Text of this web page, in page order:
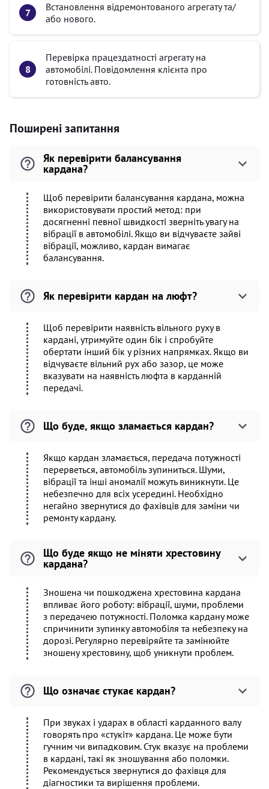
Встановлення відремонтованого агрегату та/
або нового.
Перевірка працездатності агрегату на
автомобілі. Повідомлення клієнта про
готовність авто.
Поширені запитання
Як перевірити балансування
кардана?
Щоб перевірити балансування кардана, можна
використовувати простий метод: при
досягненні певної швидкості зверніть увагу на
вібрації в автомобілі. Якщо ви відчуваєте зайві
вібрації, можливо, кардан вимагає
балансування.
Як перевірити кардан на люфт?
Щоб перевірити наявність вільного руху в
кардані, утримуйте один бік і спробуйте
обертати інший бік у різних напрямках. Якщо ви
відчуваєте вільний рух або зазор, це може
вказувати на наявність люфта в карданній
передачі.
Що буде, якщо зламається кардан?
Якщо кардан зламається, передача потужності
перерветься, автомобіль зупиниться. Шуми,
вібрації та інші аномалії можуть виникнути. Це
небезпечно для всіх усередині. Необхідно
негайно звернутися до фахівців для заміни чи
ремонту кардану.
Що буде якщо не міняти хрестовину
кардана?
Зношена чи пошкоджена хрестовина кардана
впливає його роботу: вібрації, шуми, проблеми
з передачею потужності. Поломка кардану може
спричинити зупинку автомобіля та небезпеку на
дорозі. Регулярно перевіряйте та замінюйте
зношену хрестовину, щоб уникнути проблем.
Що означає стукає кардан?
При звуках і ударах в області карданного валу
говорять про «стукіт» кардана. Це може бути
гучним чи випадковим. Стук вказує на проблеми
в кардані, такі як зношування або поломки.
Рекомендується звернутися до фахівця для
діагностики та вирішення проблеми.